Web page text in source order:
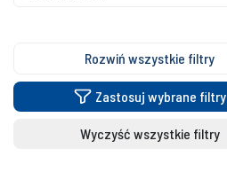
Rozwiń wszystkie filtry
Zastosuj wybrane filtry
Wyczyść wszystkie filtry